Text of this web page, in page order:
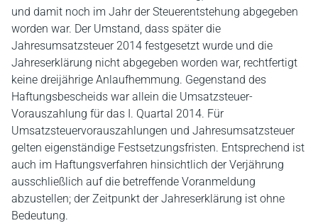
und damit noch im Jahr der Steuerentstehung abgegeben
worden war. Der Umstand, dass später die
Jahresumsatzsteuer 2014 festgesetzt wurde und die
Jahreserklärung nicht abgegeben worden war, rechtfertigt
keine dreijährige Anlaufhemmung. Gegenstand des
Haftungsbescheids war allein die Umsatzsteuer-
Vorauszahlung für das I. Quartal 2014. Für
Umsatzsteuervorauszahlungen und Jahresumsatzsteuer
gelten eigenständige Festsetzungsfristen. Entsprechend ist
auch im Haftungsverfahren hinsichtlich der Verjährung
ausschließlich auf die betreffende Voranmeldung
abzustellen; der Zeitpunkt der Jahreserklärung ist ohne
Bedeutung.